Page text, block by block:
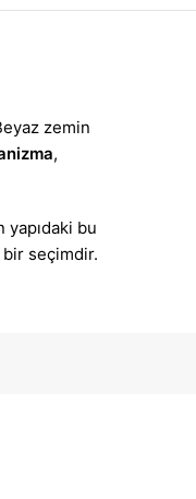
zemin
,
bu
bir seçimdir.